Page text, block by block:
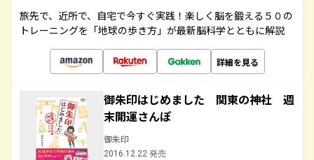
旅先で、近所で、自宅で今すぐ実践！楽しく脳を鍛える５０の
トレーニングを「地球の歩き方」が最新脳科学とともに解説
詳細を見る
御朱印はじめました 関東の神社 週
末開運さんぽ
御朱印
2016.12.22 発売